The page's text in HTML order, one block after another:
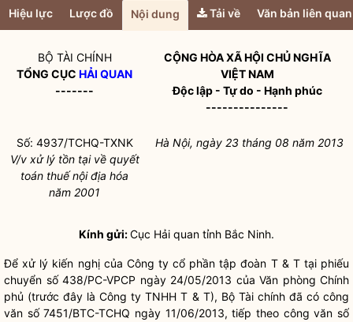
Hiệu lực Lược đồ Nội dung Tải về Văn bản liên quan
BỘ TÀI CHÍNH
TỔNG CỤC HẢI QUAN
-------
CỘNG HÒA XÃ HỘI CHỦ NGHĨA
VIỆT NAM
Độc lập - Tự do - Hạnh phúc
---------------
Số: 4937/TCHQ-TXNK
V/v xử lý tồn tại về quyết
toán thuế nội địa hóa
năm 2001
Hà Nội, ngày 23 tháng 08 năm 2013
Kính gửi:Cục Hải quan tỉnh Bắc Ninh.
Để xử lý kiến nghị của Công ty cổ phần tập đoàn T & T tại phiếu
chuyển số 438/PC-VPCP ngày 24/05/2013 của Văn phòng Chính
phủ (trước đây là Công ty TNHH T & T), Bộ Tài chính đã có công
văn số 7451/BTC-TCHQ ngày 11/06/2013, tiếp theo công văn số